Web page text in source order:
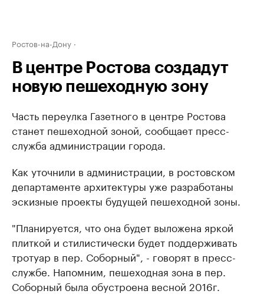
Ростов-на-Дону
В центре Ростова создадут
новую пешеходную зону
Часть переулка Газетного в центре Ростова
станет пешеходной зоной, сообщает пресс-
служба администрации города.
Как уточнили в администрации, в ростовском
департаменте архитектуры уже разработаны
эскизные проекты будущей пешеходной зоны.
"Планируется, что она будет выложена яркой
плиткой и стилистически будет поддерживать
тротуар в пер. Соборный", - говорят в пресс-
службе. Напомним, пешеходная зона в пер.
Соборный была обустроена весной 2016г.